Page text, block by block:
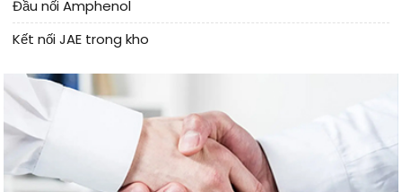
Đầu nối Amphenol
Kết nối JAE trong kho